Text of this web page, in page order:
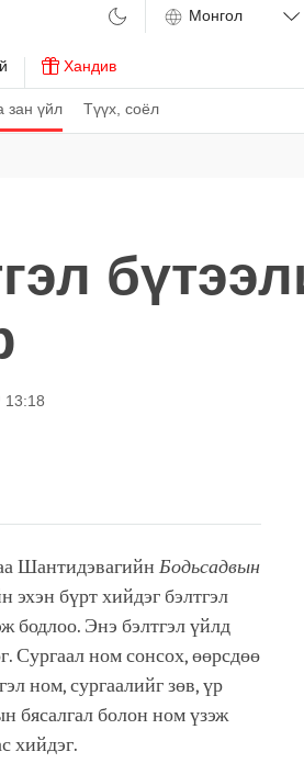
зан үйл Түүх, соёл
Хандив
13:18
Шантидэвагийн Бодьсадвын
эхэн бүрт хийдэг бэлтгэл
бодлоо. Энэ бэлтгэл үйлд
Сургаал ном сонсох, өөрсдөө
ном, сургаалийг зөв, үр
бясалгал болон ном үзэж
хийдэг.